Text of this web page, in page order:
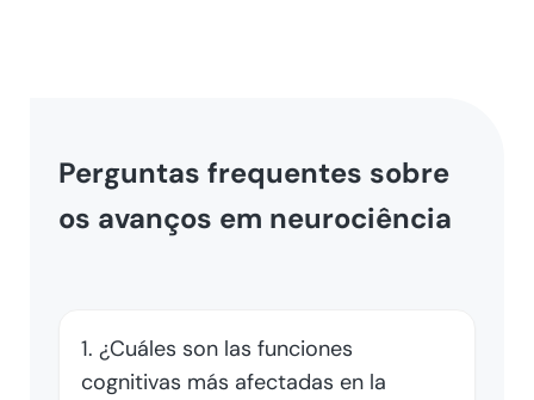
Perguntas frequentes sobre
os avanços em neurociência
1. ¿Cuáles son las funciones
cognitivas más afectadas en la